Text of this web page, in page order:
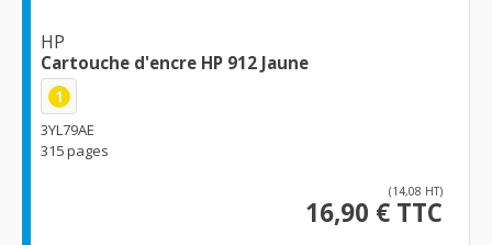
HP
Cartouche d'encre HP 912 Jaune
1
3YL79AE
315 pages
(14,08 HT)
16,90 € TTC